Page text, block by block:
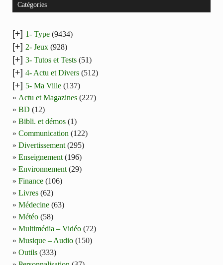
Catégories
[+] 1- Type (9434)
[+] 2- Jeux (928)
[+] 3- Tutos et Tests (51)
[+] 4- Actu et Divers (512)
[+] 5- Ma Ville (137)
Actu et Magazines (227)
BD (12)
Bibli. et démos (1)
Communication (122)
Divertissement (295)
Enseignement (196)
Environnement (29)
Finance (106)
Livres (62)
Médecine (63)
Météo (58)
Multimédia – Vidéo (72)
Musique – Audio (150)
Outils (333)